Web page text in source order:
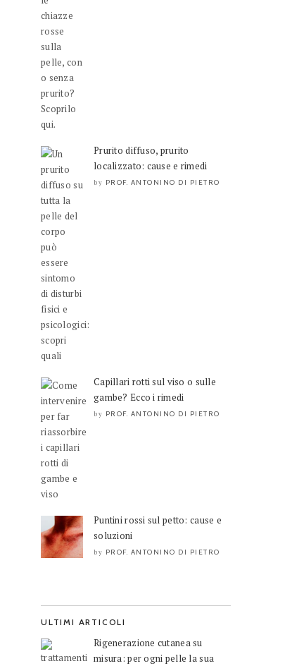
Prurito diffuso, prurito
localizzato: cause e rimedi
by PROF. ANTONINO DI PIETRO
Capillari rotti sul viso o sulle
gambe? Ecco i rimedi
by PROF. ANTONINO DI PIETRO
Puntini rossi sul petto: cause e
soluzioni
by PROF. ANTONINO DI PIETRO
ULTIMI ARTICOLI
Rigenerazione cutanea su
misura: per ogni pelle la sua